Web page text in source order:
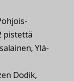
pistettä
Ylä-
Dodik,